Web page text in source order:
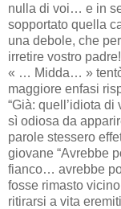
nulla di voi… e in
sopportato quella
una debole, che
irretire vostro
« … Midda… »
maggiore enfasi
“Già: quell’idiota
sì odiosa da
parole stessero
giovane “Avrebbe
fianco… avrebbe
fosse rimasto
ritirarsi a vita